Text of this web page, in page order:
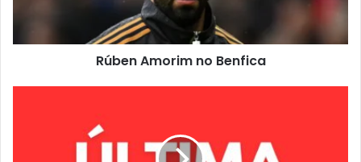
Rúben Amorim no Benfica